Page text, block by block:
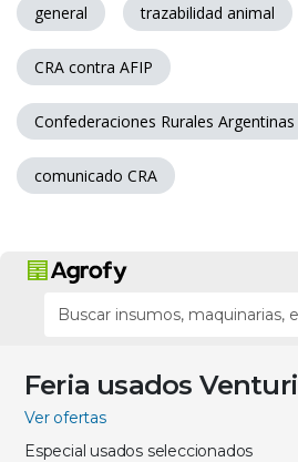
general trazabilidad animal
CRA contra AFIP
Confederaciones Rurales Argentinas
comunicado CRA
Feria usados
Ver ofertas
Especial usados seleccionados